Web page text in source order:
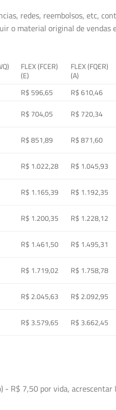
redes, reembolsos, etc,
o material original de vendas
FLEX (FCER)
(E)
FLEX (FQER)
(A)
R$ 596,65 R$ 610,46
R$ 704,05 R$ 720,34
R$ 851,89 R$ 871,60
R$ 1.022,28 R$ 1.045,93
R$ 1.165,39 R$ 1.192,35
R$ 1.200,35 R$ 1.228,12
R$ 1.461,50 R$ 1.495,31
R$ 1.719,02 R$ 1.758,78
R$ 2.045,63 R$ 2.092,95
R$ 3.579,65 R$ 3.662,45
- R$ 7,50 por vida,